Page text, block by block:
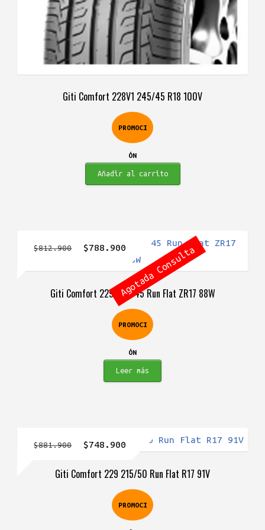
Giti Comfort 228V1 245/45 R18 100V
PROMOCI
ÓN
Añadir al carrito
Giti Comfort 229 205/45 Run Flat ZR17 88W
PROMOCI
ÓN
$812.900
El
era:
$812.900.
$788.900
precio
actual
es:
$788.900.
Leer más
Agotada Consulta
Giti Comfort 229 215/50 Run Flat R17 91V
PROMOCI
$881.900
El
original
$881.900.
$748.900
actual
es:
$748.900.